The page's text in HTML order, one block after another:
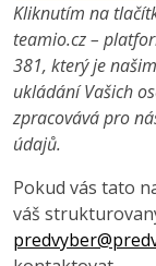
Kliknutím na
teamio.cz –
381, který je
ukládání Vašich
zpracovává pro
údajů.
Pokud vás tato
váš